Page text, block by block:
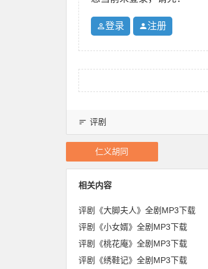
登录 注册
评剧
仁义胡同
相关内容
评剧《大脚夫人》全剧MP3下载
评剧《小女婿》全剧MP3下载
评剧《桃花庵》全剧MP3下载
评剧《绣鞋记》全剧MP3下载